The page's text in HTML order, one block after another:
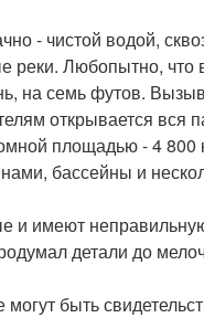
- чистой водой,
Любопытно, что
на семь футов.
открывается
площадью - 4 800
бассейны и
и имеют
детали до
быть